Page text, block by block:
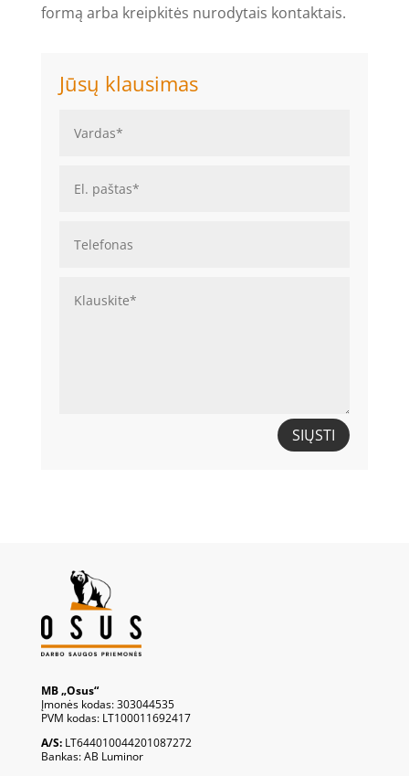
formą arba kreipkitės nurodytais kontaktais.
Jūsų klausimas
SIŲSTI
MB „Osus“
Įmonės kodas: 303044535
PVM kodas: LT100011692417
A/S:LT644010044201087272
Bankas: AB Luminor